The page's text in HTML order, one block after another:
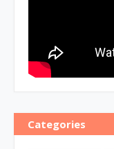
Categories